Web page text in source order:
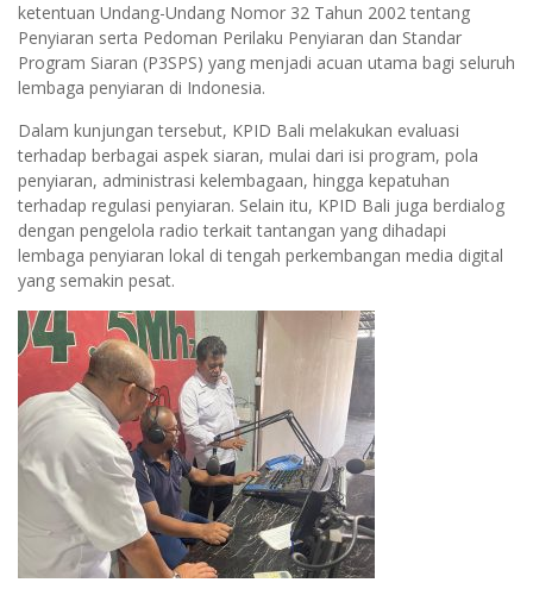
ketentuan Undang-Undang Nomor 32 Tahun 2002 tentang
Penyiaran serta Pedoman Perilaku Penyiaran dan Standar
Program Siaran (P3SPS) yang menjadi acuan utama bagi seluruh
lembaga penyiaran di Indonesia.
Dalam kunjungan tersebut, KPID Bali melakukan evaluasi
terhadap berbagai aspek siaran, mulai dari isi program, pola
penyiaran, administrasi kelembagaan, hingga kepatuhan
terhadap regulasi penyiaran. Selain itu, KPID Bali juga berdialog
dengan pengelola radio terkait tantangan yang dihadapi
lembaga penyiaran lokal di tengah perkembangan media digital
yang semakin pesat.